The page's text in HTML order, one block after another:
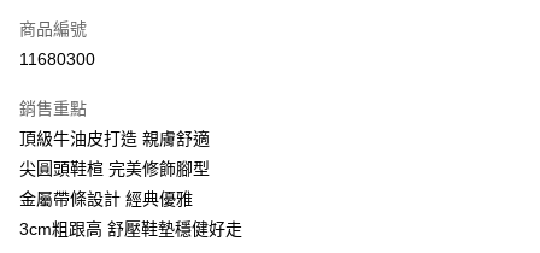
LINE Pay
街口支付
悠遊付
AFTEE先享後付
商品編號
11680300
銷售重點
頂級牛油皮打造 親膚舒適
尖圓頭鞋楦 完美修飾腳型
金屬帶條設計 經典優雅
3cm粗跟高 舒壓鞋墊穩健好走